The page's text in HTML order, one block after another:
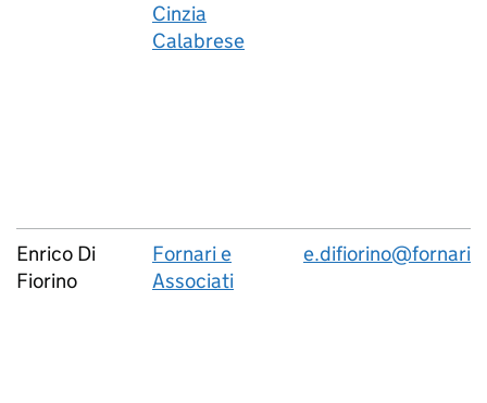
Cinzia
Calabrese
Enrico Di
Fiorino
Fornari e
Associati